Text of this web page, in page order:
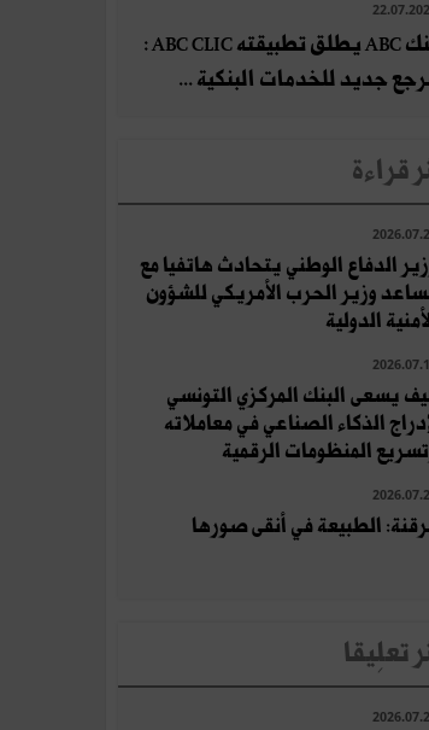
بنك ABC يطلق تطبيقته ABC CLIC :
جديد للخدمات البنكية ...
قراءة
الدفاع الوطني يتحادث هاتفيا مع
وزير الحرب الأمريكي للشؤون
الدولية
يسعى البنك المركزي التونسي
الذكاء الصناعي في معاملاته
المنظومات الرقمية
الطبيعة في أنقى صورها
تعلِيقا